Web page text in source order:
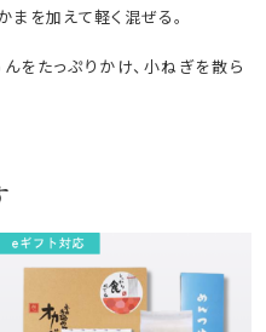
まを加えて軽く混ぜる。
をたっぷりかけ、小ねぎを散ら